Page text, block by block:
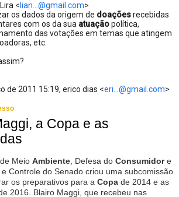
< lian...@gmail.com>
os dados da origem de doaçõesrecebidas
com os da sua atuaçãopolítica,
das votações em temas que atingem
etc.
de 2011 15:19, erico dias <eri...@gmail.com>
a Copa e as
Meio Ambiente, Defesa do Consumidore
Controle do Senado criou uma subcomissão
os preparativos para a Copa de 2014 e as
2016. Blairo Maggi, que recebeu nas